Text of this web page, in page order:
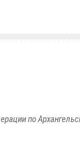
по